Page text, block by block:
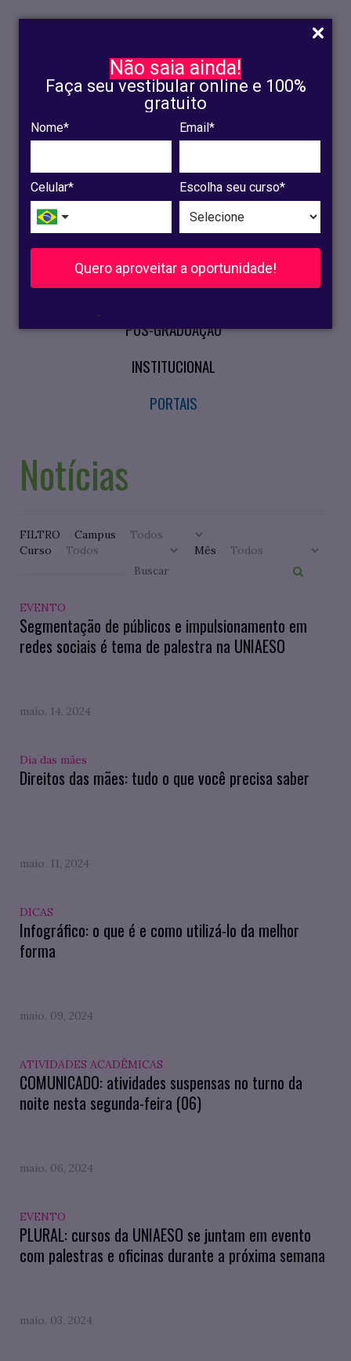
Não saia ainda!
Faça seu vestibular online e 100%
gratuito
Nome* Email*
Celular* Escolha seu curso*
Quero aproveitar a oportunidade!
.
INSCRIÇÃO
OLINDA
RECIFE
VESTIBULAR
CURSOS PRESENCIAIS
PÓS-GRADUAÇÃO
INSTITUCIONAL
PORTAIS
Notícias
FILTRO
Campus
Curso
Mês
EVENTO
Segmentação de públicos e impulsionamento em
redes sociais é tema de palestra na UNIAESO
maio. 14, 2024
Dia das mães
Direitos das mães: tudo o que você precisa saber
maio. 11, 2024
DICAS
Infográfico: o que é e como utilizá-lo da melhor
forma
maio. 09, 2024
ATIVIDADES ACADÊMICAS
COMUNICADO: atividades suspensas no turno da
noite nesta segunda-feira (06)
maio. 06, 2024
EVENTO
PLURAL: cursos da UNIAESO se juntam em evento
com palestras e oficinas durante a próxima semana
maio. 03, 2024